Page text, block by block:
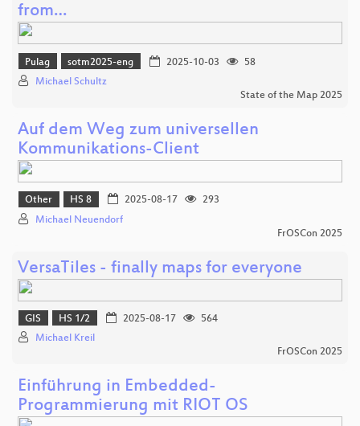
from…
Pulag sotm2025-eng 2025-10-03
58
Michael Schultz
State of the Map 2025
Auf dem Weg zum universellen
Kommunikations-Client
Other HS 8 2025-08-17
293
Michael Neuendorf
FrOSCon 2025
VersaTiles - finally maps for everyone
GIS HS 1/2 2025-08-17
564
Michael Kreil
FrOSCon 2025
Einführung in Embedded-
Programmierung mit RIOT OS